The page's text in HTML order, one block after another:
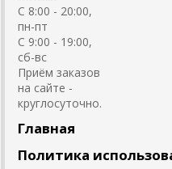
C 8:00 - 20:00,
пн-пт
С 9:00 - 19:00,
сб-вс
Приём заказов
на сайте -
круглосуточно.
Главная
Политика